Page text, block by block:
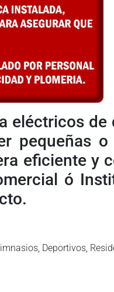
eléctricos de
pequeñas o
eficiente y
ó
Deportivos,